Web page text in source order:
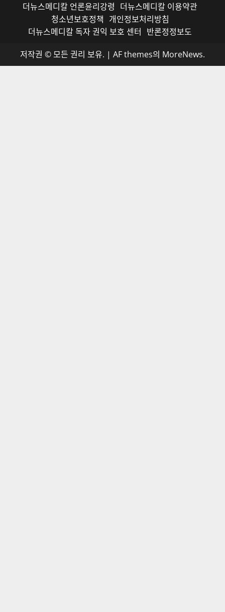
더뉴스메디칼 언론윤리강령 더뉴스메디칼 이용약관
청소년보호정책 개인정보처리방침
더뉴스메디칼 독자 권익 보호 센터 반론정정보도
저작권 © 모든 권리 보유. | AF themes의 MoreNews.